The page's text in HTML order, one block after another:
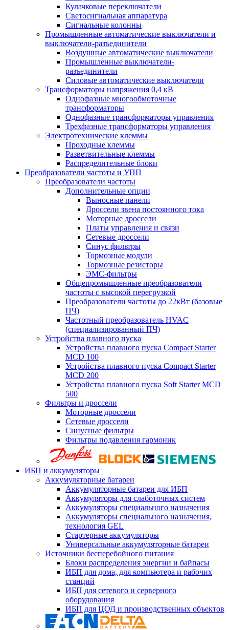
Кулачковые переключатели
Светосигнальная аппаратура
Сигнальные колонны
Промышленные автоматические выключатели и
выключатели-разъединители
Воздушные автоматические выключатели
Промышленные выключатели-
разъединители
Силовые автоматические выключатели
Трансформаторы напряжения 0,4 кВ
Однофазные многообмоточные
трансформаторы
Однофазные трансформаторы управления
Трехфазные трансформаторы управления
Электротехнические клеммы
Проходные клеммы
Разветвительные клеммы
Распределительные блоки
Преобразователи частоты и УПП
Преобразователи частоты
Дополнительные опции
Выносные панели
Дроссели звена постоянного тока
Моторные дроссели
Платы управления и связи
Сетевые дроссели
Синус фильтры
Тормозные модули
Тормозные резисторы
ЭМС-фильтры
Общепромышленные преобразователи
частоты с высокой перегрузкой
Преобразователи частоты до 22кВт (базовые
ПЧ)
Частотный преобразователь HVAC
(специализированный ПЧ)
Устройства плавного пуска
Устройства плавного пуска Compact Starter
MCD 100
Устройства плавного пуска Compact Starter
MCD 200
Устройства плавного пуска Soft Starter MCD
500
Фильтры и дроссели
Моторные дроссели
Сетевые дроссели
Синусные фильтры
Фильтры подавления гармоник
ИБП и аккумуляторы
Аккумуляторные батареи
Аккумуляторные батареи для ИБП
Аккумуляторы для слаботочных систем
Аккумуляторы специального назначения
Аккумуляторы специального назначения,
технология GEL
Стартерные аккумуляторы
Универсальные аккумуляторные батареи
Источники бесперебойного питания
Блоки распределения энергии и байпасы
ИБП для дома, для компьютера и рабочих
станций
ИБП для сетевого и серверного
оборудования
ИБП для ЦОД и производственных объектов